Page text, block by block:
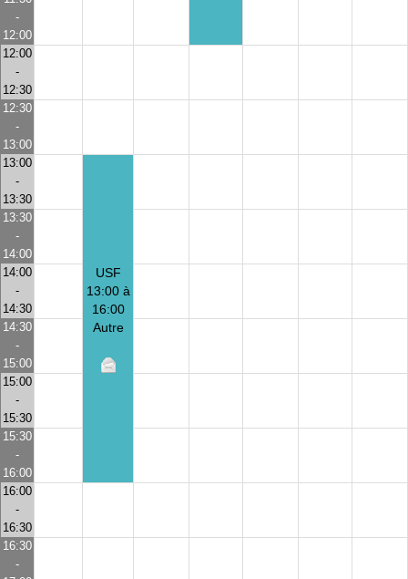
-
12:00
12:00
-
12:30
12:30
-
13:00
13:00
-
13:30
USF
13:00 à
16:00
Autre
13:30
-
14:00
14:00
-
14:30
14:30
-
15:00
15:00
-
15:30
15:30
-
16:00
16:00
-
16:30
16:30
-